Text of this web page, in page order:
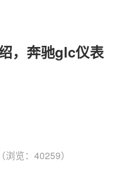
，奔驰glc仪表
览：40259）